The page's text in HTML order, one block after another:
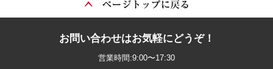
お問い合わせはお気軽にどうぞ！
営業時間:9:00〜17:30